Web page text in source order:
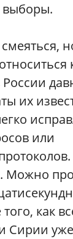
их
или
Можно
как
Сирии уже